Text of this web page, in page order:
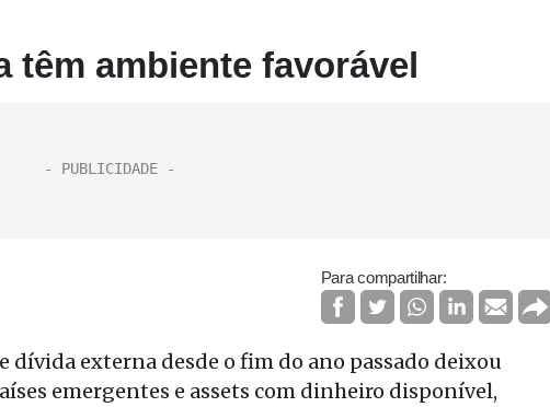
têm ambiente favorável
Para compartilhar:
dívida externa desde o fim do ano passado deixou
emergentes e assets com dinheiro disponível,